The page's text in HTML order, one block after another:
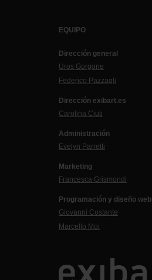
EQUIPO
Dirección general
Uros Gorgone
Federico Pazzagli
Dirección exibart.es
Carolina Ciuti
Administración
Evelyn Parretti
Marketing
Francesca Grismondi
Programación y diseño web
Giovanni Costante
Marcello Moi